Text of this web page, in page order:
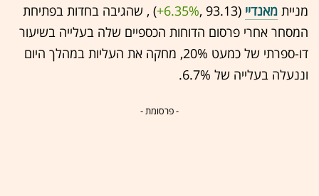
מניית מאנדיי (93.13 ,‎
+6.35%‏) , שהגיבה בחדות בפתיחת
המסחר אחרי פרסום הדוחות הכספיים שלה בעלייה בשיעור
דו-ספרתי של כמעט 20%, מחקה את העליות במהלך היום
וננעלה בעלייה של 6.7%.
- פרסומת -